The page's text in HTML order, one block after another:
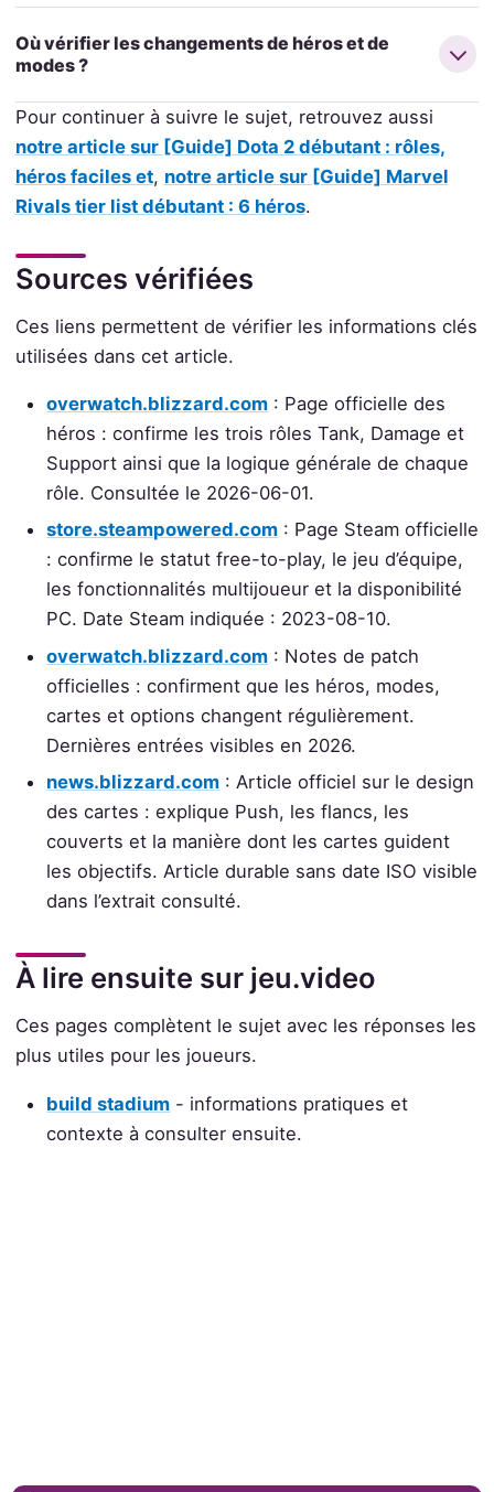
Où vérifier les changements de héros et de
modes ?
Pour continuer à suivre le sujet, retrouvez aussi
notre article sur [Guide] Dota 2 débutant : rôles,
héros faciles et, notre article sur [Guide] Marvel
Rivals tier list débutant : 6 héros.
Sources vérifiées
Ces liens permettent de vérifier les informations clés
utilisées dans cet article.
overwatch.blizzard.com : Page officielle des
héros : confirme les trois rôles Tank, Damage et
Support ainsi que la logique générale de chaque
rôle. Consultée le 2026-06-01.
store.steampowered.com : Page Steam officielle
: confirme le statut free-to-play, le jeu d’équipe,
les fonctionnalités multijoueur et la disponibilité
PC. Date Steam indiquée : 2023-08-10.
overwatch.blizzard.com : Notes de patch
officielles : confirment que les héros, modes,
cartes et options changent régulièrement.
Dernières entrées visibles en 2026.
news.blizzard.com : Article officiel sur le design
des cartes : explique Push, les flancs, les
couverts et la manière dont les cartes guident
les objectifs. Article durable sans date ISO visible
dans l’extrait consulté.
À lire ensuite sur jeu.video
Ces pages complètent le sujet avec les réponses les
plus utiles pour les joueurs.
build stadium - informations pratiques et
contexte à consulter ensuite.